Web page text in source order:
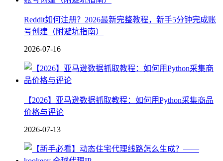
Reddit如何注册？2026最新完整教程，新手5分钟完成账
号创建（附避坑指南）
2026-07-16
【2026】亚马逊数据抓取教程：如何用Python采集商品
价格与评论
2026-07-13